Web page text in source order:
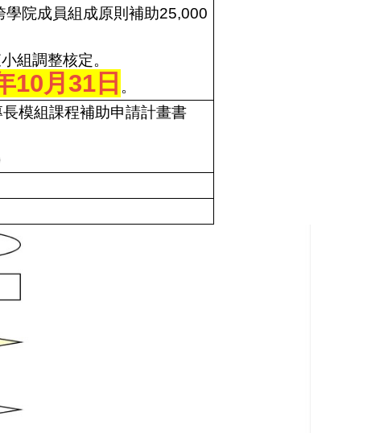
院成員組成原則補助25,000
組調整核定。
10月31日 。
模組課程補助申請計畫書